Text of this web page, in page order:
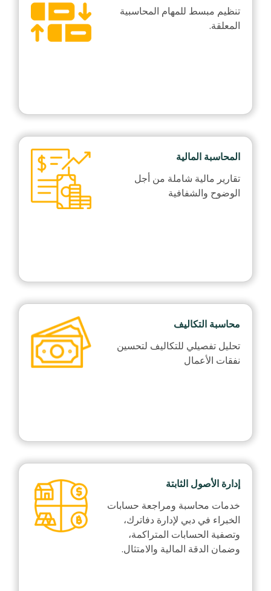
تنظيم مبسط للمهام المحاسبية
المعلقة.
المحاسبة المالية
تقارير مالية شاملة من أجل
الوضوح والشفافية
محاسبة التكاليف
تحليل تفصيلي للتكاليف لتحسين
نفقات الأعمال
إدارة الأصول الثابتة
خدمات محاسبة ومراجعة حسابات
الخبراء في دبي لإدارة دفاترك،
وتصفية الحسابات المتراكمة،
وضمان الدقة المالية والامتثال.